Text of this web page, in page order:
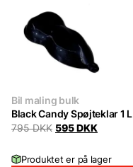
Bil maling bulk
Black Candy Spøjteklar 1 L
795DKK Original
795 DKK.
595DKKCurrent
595
Produktet er på lager